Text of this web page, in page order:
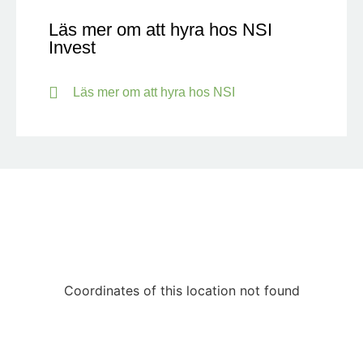
Läs mer om att hyra hos NSI
Invest
Läs mer om att hyra hos NSI
Coordinates of this location not found